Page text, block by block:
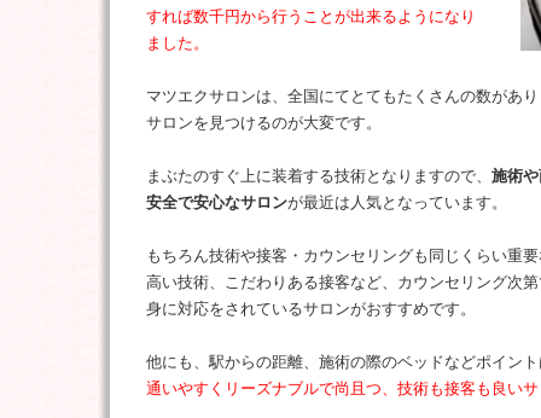
すれば数千円から行うことが出来るようになり
ました。
マツエクサロンは、全国にてとてもたくさんの数があ
サロンを見つけるのが大変です。
まぶたのすぐ上に装着する技術となりますので、 施術
安全で安心なサロンが最近は人気となっています。
もちろん技術や接客・カウンセリングも同じくらい重
高い技術、こだわりある接客など、カウンセリング次
身に対応をされているサロンがおすすめです。
他にも、駅からの距離、施術の際のベッドなどポイン
通いやすくリーズナブルで尚且つ、技術も接客も良い